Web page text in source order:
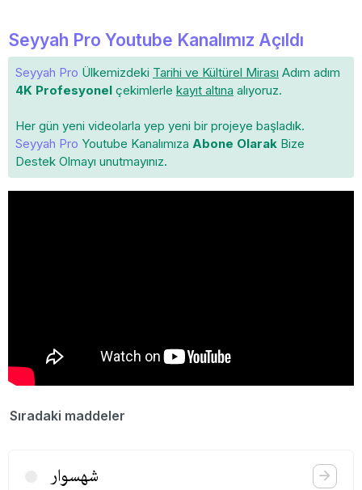
Seyyah Pro Youtube Kanalımız Açıldı
Seyyah Pro Ülkemizdeki Tarihi ve Kültürel Mirası Adım adım
4K Profesyonel çekimlerle kayıt altına alıyoruz.
Her gün yeni videolarla yep yeni bir projeye başladık.
Seyyah Pro Youtube Kanalımıza Abone Olarak Bize
Destek Olmayı unutmayınız.
Sıradaki maddeler
شهسوار